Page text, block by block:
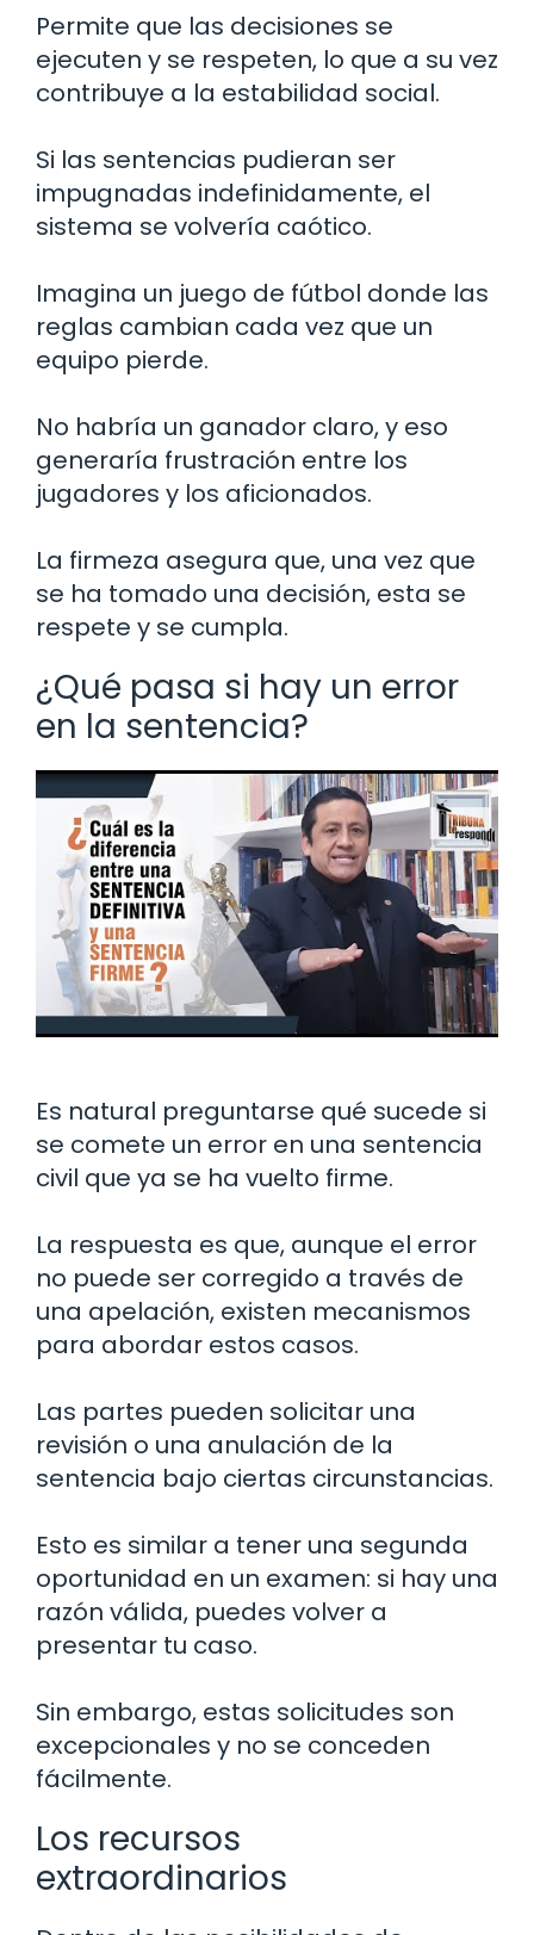
Permite que las decisiones se
ejecuten y se respeten, lo que a su vez
contribuye a la estabilidad social.
Si las sentencias pudieran ser
impugnadas indefinidamente, el
sistema se volvería caótico.
Imagina un juego de fútbol donde las
reglas cambian cada vez que un
equipo pierde.
No habría un ganador claro, y eso
generaría frustración entre los
jugadores y los aficionados.
La firmeza asegura que, una vez que
se ha tomado una decisión, esta se
respete y se cumpla.
¿Qué pasa si hay un error
en la sentencia?
Es natural preguntarse qué sucede si
se comete un error en una sentencia
civil que ya se ha vuelto firme.
La respuesta es que, aunque el error
no puede ser corregido a través de
una apelación, existen mecanismos
para abordar estos casos.
Las partes pueden solicitar una
revisión o una anulación de la
sentencia bajo ciertas circunstancias.
Esto es similar a tener una segunda
oportunidad en un examen: si hay una
razón válida, puedes volver a
presentar tu caso.
Sin embargo, estas solicitudes son
excepcionales y no se conceden
fácilmente.
Los recursos
extraordinarios